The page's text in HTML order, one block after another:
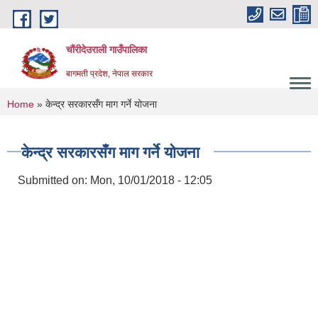
Skip to main content
चौंरीदेउराली गाउँपालिका
बागमती प्रदेश, नेपाल सरकार
You are here
Home » केन्द्र सरकारसँग माग गर्ने योजना
केन्द्र सरकारसँग माग गर्ने योजना
Submitted on: Mon, 10/01/2018 - 12:05